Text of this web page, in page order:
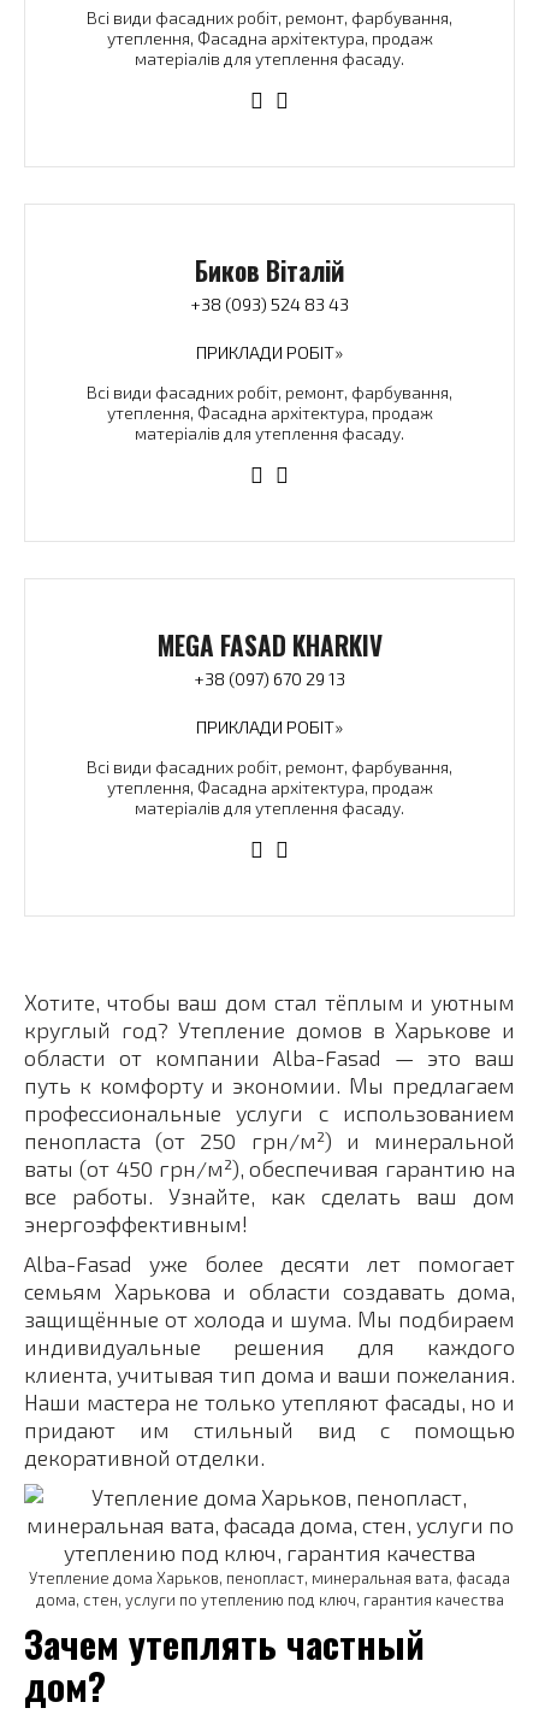
Всі види фасадних робіт, ремонт, фарбування,
утеплення, Фасадна архітектура, продаж
матеріалів для утеплення фасаду.
Биков Віталій
+38 (093) 524 83 43
ПРИКЛАДИ РОБІТ»
Всі види фасадних робіт, ремонт, фарбування,
утеплення, Фасадна архітектура, продаж
матеріалів для утеплення фасаду.
MEGA FASAD KHARKIV
+38 (097) 670 29 13
ПРИКЛАДИ РОБІТ»
Всі види фасадних робіт, ремонт, фарбування,
утеплення, Фасадна архітектура, продаж
матеріалів для утеплення фасаду.
Хотите, чтобы ваш дом стал тёплым и уютным
круглый год? Утепление домов в Харькове и
области от компании Alba-Fasad — это ваш
путь к комфорту и экономии. Мы предлагаем
профессиональные услуги с использованием
пенопласта (от 250 грн/м²) и минеральной
ваты (от 450 грн/м²), обеспечивая гарантию на
все работы. Узнайте, как сделать ваш дом
энергоэффективным!
Alba-Fasad уже более десяти лет помогает
семьям Харькова и области создавать дома,
защищённые от холода и шума. Мы подбираем
индивидуальные решения для каждого
клиента, учитывая тип дома и ваши пожелания.
Наши мастера не только утепляют фасады, но и
придают им стильный вид с помощью
декоративной отделки.
Утепление дома Харьков, пенопласт, минеральная вата, фасада
дома, стен, услуги по утеплению под ключ, гарантия качества
Зачем утеплять частный
дом?